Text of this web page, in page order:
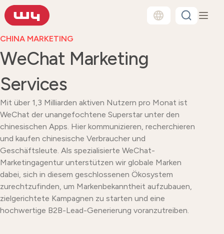
CHINA MARKETING
WeChat Marketing
Services
Mit über 1,3 Milliarden aktiven Nutzern pro Monat ist
WeChat der unangefochtene Superstar unter den
chinesischen Apps. Hier kommunizieren, recherchieren
und kaufen chinesische Verbraucher und
Geschäftsleute. Als spezialisierte WeChat-
Marketingagentur unterstützen wir globale Marken
dabei, sich in diesem geschlossenen Ökosystem
zurechtzufinden, um Markenbekanntheit aufzubauen,
zielgerichtete Kampagnen zu starten und eine
hochwertige B2B-Lead-Generierung voranzutreiben.